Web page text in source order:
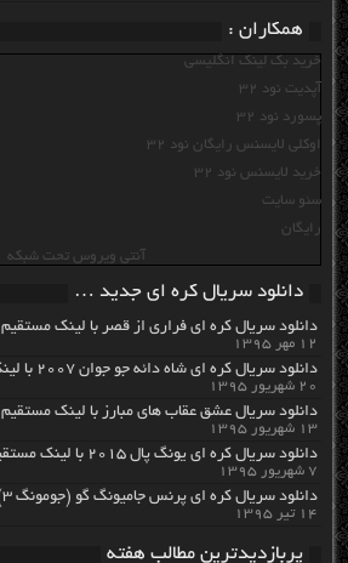
همکاران :
خرید بک لینک انگلیسی
آپدیت نود 32
پسورد نود 32
اوکلی لایسنس رایگان نود 32
خرید لایسنس نود 32
سئو سایت
رایگان
آنتی ویروس تحت شبکه
دانلود سریال کره ای جدید …
دانلود سریال کره ای فراری از قصر با لینک مستقیم
۱۲ مهر ۱۳۹۵
دانلود سریال کره ای شاه دائه جو جوان ۲۰۰۷ با لینک مستقیم
۲۰ شهریور ۱۳۹۵
دانلود سریال عشق عقاب های مبارز با لینک مستقیم
۱۳ شهریور ۱۳۹۵
دانلود سریال کره ای یونگ پال ۲۰۱۵ با لینک مستقیم
۷ شهریور ۱۳۹۵
دانلود سریال کره ای پرنس جامیونگ گو (جومونگ ۳) با لینک مستقیم
۱۴ تیر ۱۳۹۵
پربازدیدترین مطالب هفته